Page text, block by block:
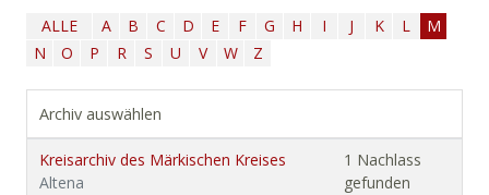
ALLE A B C D E F G H I J K L
M
N
O P R S U V W Z
Archiv auswählen
Kreisarchiv des Märkischen Kreises
Altena
1 Nachlass
gefunden